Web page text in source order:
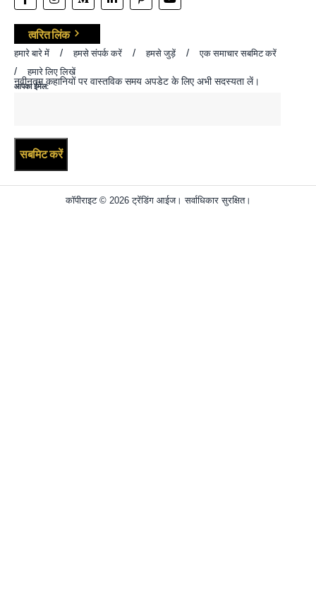
त्वरित लिंक
हमारे बारे में हमसे संपर्क करें हमसे जुड़ें
एक समाचार सबमिट करें
हमारे लिए लिखें
नवीनतम कहानियों पर वास्तविक समय अपडेट के लिए अभी सदस्यता लें।
आपका ईमेल:
कॉपीराइट © 2026 ट्रेंडिंग आईज। सर्वाधिकार सुरक्षित।